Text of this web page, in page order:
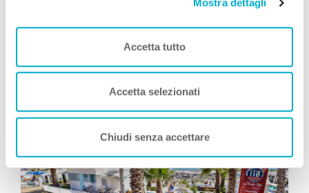
Mostra dettagli
Accetta tutto
Accetta selezionati
Chiudi senza accettare
, Viaggia con Zampa